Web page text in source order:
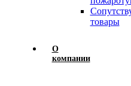
товары
О
компании